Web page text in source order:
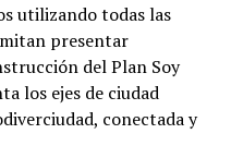
utilizando todas las
presentar
del Plan Soy
los ejes de ciudad
conectada y